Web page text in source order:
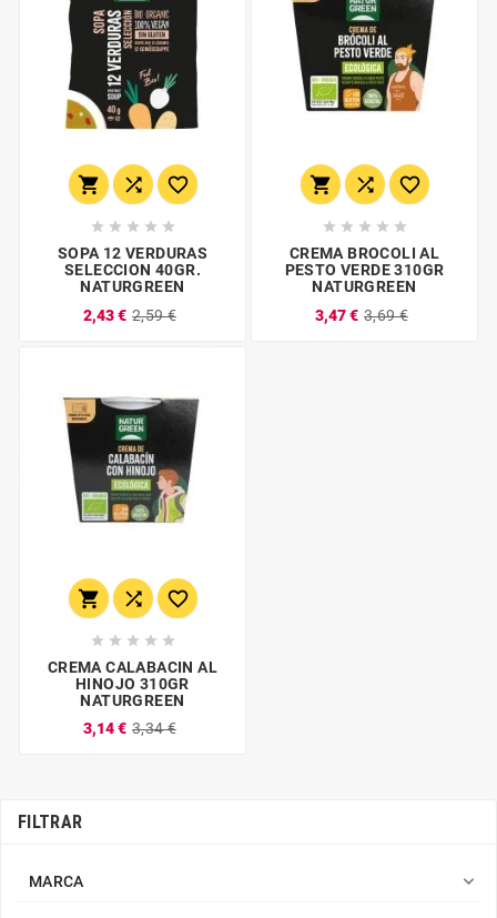
  
    
SOPA 12 VERDURAS
SELECCION 40GR.
NATURGREEN
2,43 € 2,59 €
  
    
CREMA BROCOLI AL
PESTO VERDE 310GR
NATURGREEN
3,47 € 3,69 €
  
    
CREMA CALABACIN AL
HINOJO 310GR
NATURGREEN
3,14 € 3,34 €
FILTRAR
MARCA 